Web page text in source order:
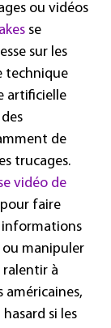
ou vidéos
se
sur les
technique
artificielle
de
trucages.
vidéo de
faire
informations
manipuler
à
américaines,
si les